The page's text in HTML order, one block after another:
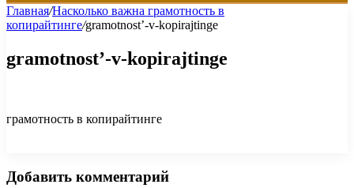
Главная/Насколько важна грамотность в
копирайтинге/gramotnost’-v-kopirajtinge
gramotnost’-v-kopirajtinge
грамотность в копирайтинге
Добавить комментарий